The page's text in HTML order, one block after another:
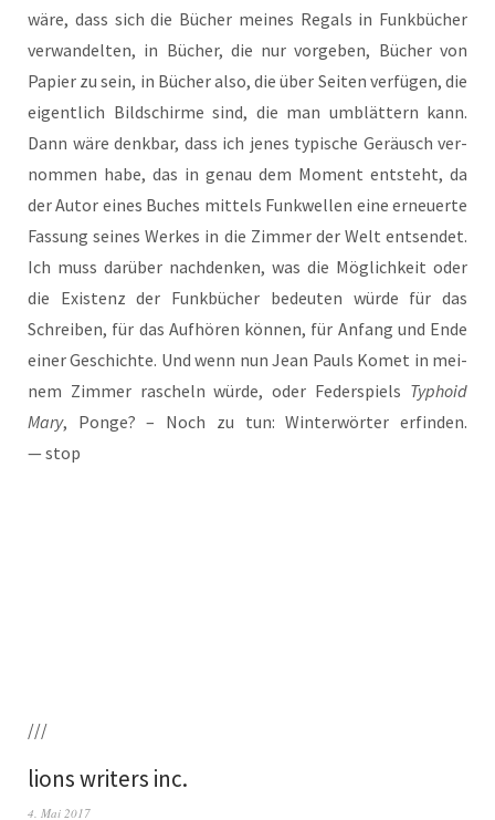
wäre, dass sich die Büch­er mei­nes Regals in Funkbüch­er
ver­wan­del­ten, in Büch­er, die nur vor­ge­ben, Bücher von
Papi­er zu sein, in Büch­er also, die über Seit­en ver­fü­gen, die
eigent­lich Bild­schirme sind, die man umblät­tern kann.
Dann wäre denk­bar, dass ich jenes typ­is­che Geräusch ver­
nom­men habe, das in genau dem Moment entste­ht, da
der Autor eines Buch­es mit­tels Funk­wel­len eine erneu­er­te
Fas­sung sei­nes Wer­kes in die Zim­mer der Welt ent­sen­det.
Ich muss dar­über nach­denken, was die Mög­lich­keit oder
die Exis­tenz der Funkbüch­er bedeu­ten wür­de für das
Schrei­ben, für das Auf­hö­ren kön­nen, für Anfang und Ende
ein­er Geschich­te. Und wenn nun Jean Pauls Komet in mei­
nem Zim­mer rascheln wür­de, oder Feder­spiels Typho­id
Mary, Pon­ge? – Noch zu tun: Win­ter­wör­ter erfind­en.
— stop
///
lions writers inc.
4. Mai 2017